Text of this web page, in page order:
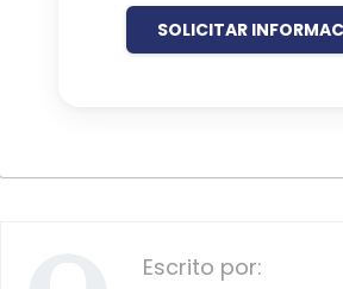
SOLICITAR
Escrito por: